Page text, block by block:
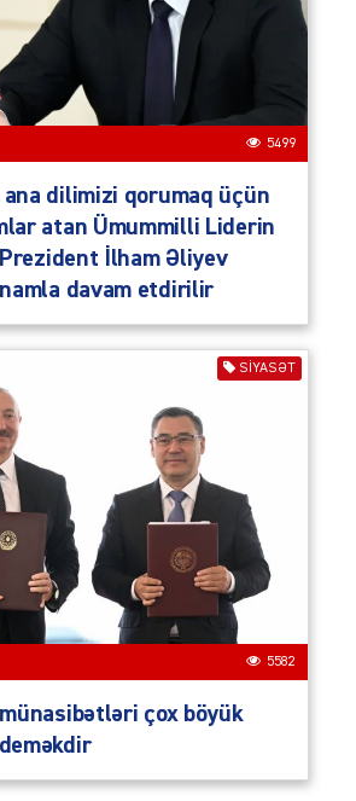
5499
ana dilimizi qorumaq üçün
atan Ümummilli Liderin
İlham Əliyev
davam etdirilir
SIYASƏT
5582
çox böyük